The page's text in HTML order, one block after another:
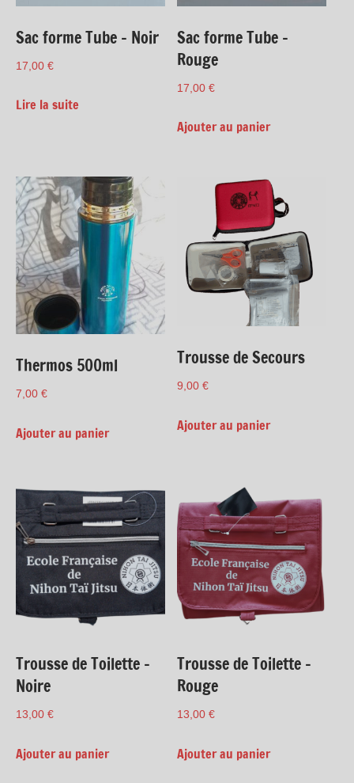
Sac forme Tube – Noir
17,00 €
Lire la suite
Sac forme Tube –
Rouge
17,00€
Ajouter au panier
Thermos 500ml
7,00 €
Ajouter au panier
Trousse de Secours
9,00€
Ajouter au panier
Trousse de Toilette –
Noire
13,00 €
Ajouter au panier
Trousse de Toilette –
Rouge
13,00€
Ajouter au panier